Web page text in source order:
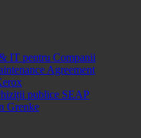
IT pentru Companii
Agreement
publice SEAP
Grenke